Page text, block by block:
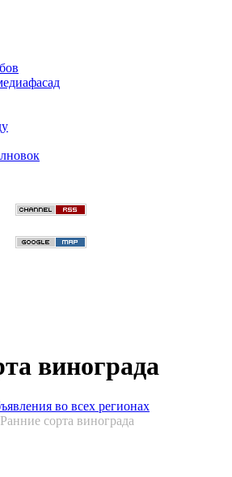
винограда
во всех регионах
Ранние сорта винограда